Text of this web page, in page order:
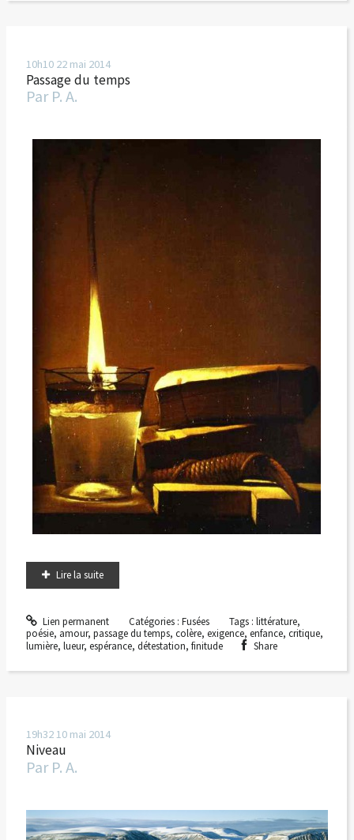
10h10 22 mai 2014
Passage du temps
Par P. A.
Lire la suite
Lien permanent Catégories : Fusées Tags : littérature,
poésie, amour, passage du temps, colère, exigence, enfance, critique,
lumière, lueur, espérance, détestation, finitude Share
19h3210 mai 2014
Niveau
Par P. A.